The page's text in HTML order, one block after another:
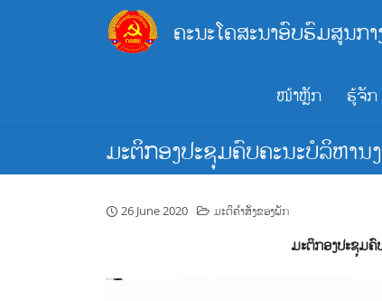
ຄະນະໂຄສະນາອົບຮົມສູນກ
ໜ້າຫຼັກ ຮູ້ຈັກ
ມະຕິກອງປະຊຸມຄົບຄະນະບໍລິຫາ
26 June 2020 ມະຕິຄຳສັ່ງຂອງພັກ
ມະຕິກອງປະຊຸມ